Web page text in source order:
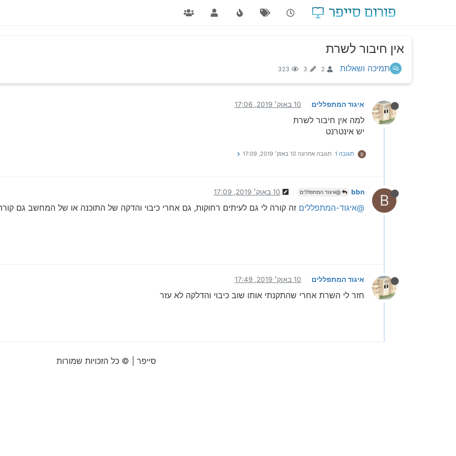
אין חיבור לשרת
תמיכה ושאלות 2
3
323
איגוד המתפללים 10 באוק׳ 2019, 17:06
למה אין חיבור לשרת
יש אינטרנט
B תגובה 1 תגובה אחרונה 10 באוק׳ 2019, 17:09
B
bbn @איגוד המתפללים 10 באוק׳ 2019, 17:09
@איגוד-המתפללים זה קורה לי גם לעיתים רחוקות, גם אחרי כיבוי והדקה של התוכנה או של המחשב גם
איגוד המתפללים 10 באוק׳ 2019, 17:49
חזר לי השרת אחרי שהתקנתי אותו שוב כיבוי והדלקה לא עזר
סייפר | © כל הזכויות שמורות